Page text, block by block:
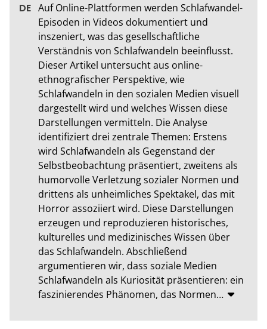
Auf Online-Plattformen werden Schlafwandel-
Episoden in Videos dokumentiert und
inszeniert, was das gesellschaftliche
Verständnis von Schlafwandeln beeinflusst.
Dieser Artikel untersucht aus online-
ethnografischer Perspektive, wie
Schlafwandeln in den sozialen Medien visuell
dargestellt wird und welches Wissen diese
Darstellungen vermitteln. Die Analyse
identifiziert drei zentrale Themen: Erstens
wird Schlafwandeln als Gegenstand der
Selbstbeobachtung präsentiert, zweitens als
humorvolle Verletzung sozialer Normen und
drittens als unheimliches Spektakel, das mit
Horror assoziiert wird. Diese Darstellungen
erzeugen und reproduzieren historisches,
kulturelles und medizinisches Wissen über
das Schlafwandeln. Abschließend
argumentieren wir, dass soziale Medien
Schlafwandeln als Kuriosität präsentieren: ein
faszinierendes Phänomen, das Normen…